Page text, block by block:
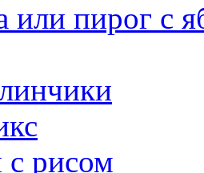
или пирог с
рисом